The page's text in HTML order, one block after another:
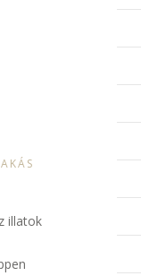
illatok